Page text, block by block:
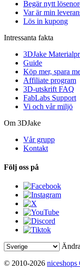
Begär nytt
Var är min
Lös in kupong
Intressanta fakta
3DJake
Guide
Köp mer, spara
Affiliate program
3D-utskrift FAQ
FabLabs Support
Vi och vår miljö
Om 3DJake
Vår grupp
Kontakt
Följ oss på
© 2010-2026 niceshops